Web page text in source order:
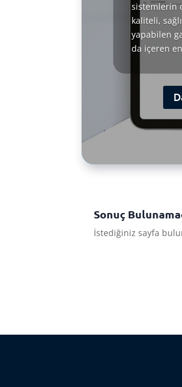
sistemlerin
kaliteli,
yapabilen
da içeren
Sonuç
İstediğiniz sayfa